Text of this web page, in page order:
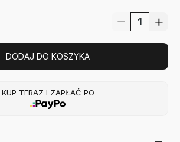
DODAJ DO KOSZYKA
KUP TERAZ I ZAPŁAĆ PO